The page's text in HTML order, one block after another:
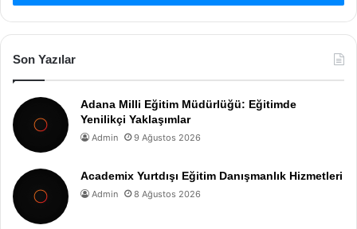
Son Yazılar
Adana Milli Eğitim Müdürlüğü: Eğitimde
Yenilikçi Yaklaşımlar
Admin 9 Ağustos 2026
Academix Yurtdışı Eğitim Danışmanlık Hizmetleri
Admin 8 Ağustos 2026